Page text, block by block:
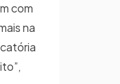
com
na